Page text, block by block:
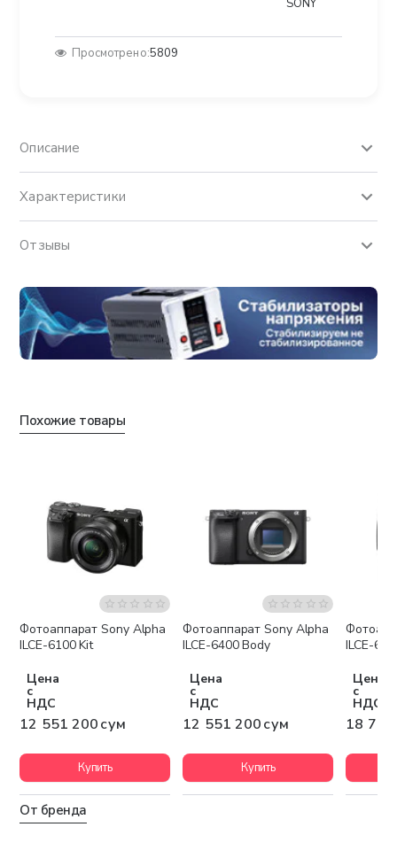
SONY
Просмотрено:5809
Описание
Характеристики
Отзывы
Похожие товары
Бесплатная доставка
Фотоаппарат Sony Alpha
ILCE-6100 Kit
Цена
с
НДС
12 551 200 сум
Купить
Бесплатная доставка
Фотоаппарат Sony Alpha
ILCE-6400 Body
Цена
с
НДС
12 551 200 сум
Купить
ILCE-
Цена
с
НДС
18
От бренда